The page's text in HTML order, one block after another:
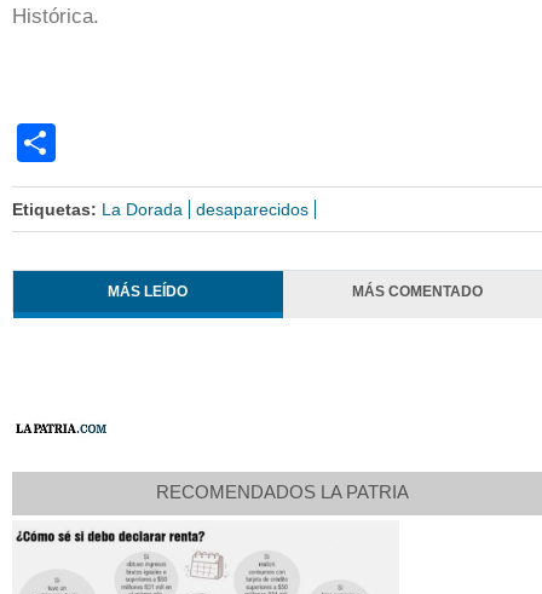
Histórica.
Etiquetas: La Dorada desaparecidos
MÁS LEÍDO MÁS COMENTADO
RECOMENDADOS LA PATRIA